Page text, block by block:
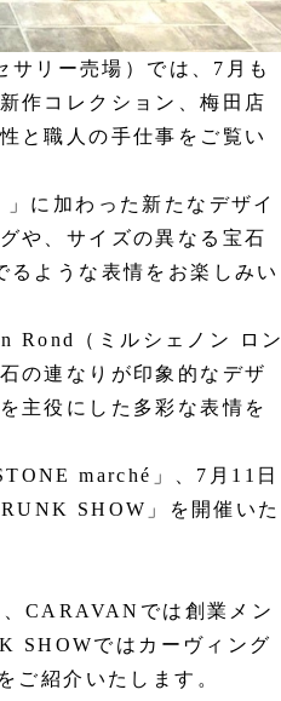
リー売場）では、7月も
作コレクション、梅田店
と職人の手仕事をご覧い
に加わった新たなデザイ
や、サイズの異なる宝石
るような表情をお楽しみい
Rond（ミルシェノン ロン
の連なりが印象的なデザ
主役にした多彩な表情を
marché」、7月11日
SHOW」を開催いた
CARAVANでは創業メン
SHOWではカーヴィング
ご紹介いたします。